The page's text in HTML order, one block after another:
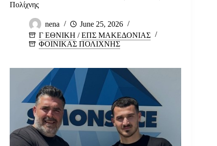
Πολίχνης
nena
June 25, 2026
Γ ΕΘΝΙΚΗ /ΕΠΣ ΜΑΚΕΔΟΝΙΑΣ
ΦΟΙΝΙΚΑΣ ΠΟΛΙΧΝΗΣ